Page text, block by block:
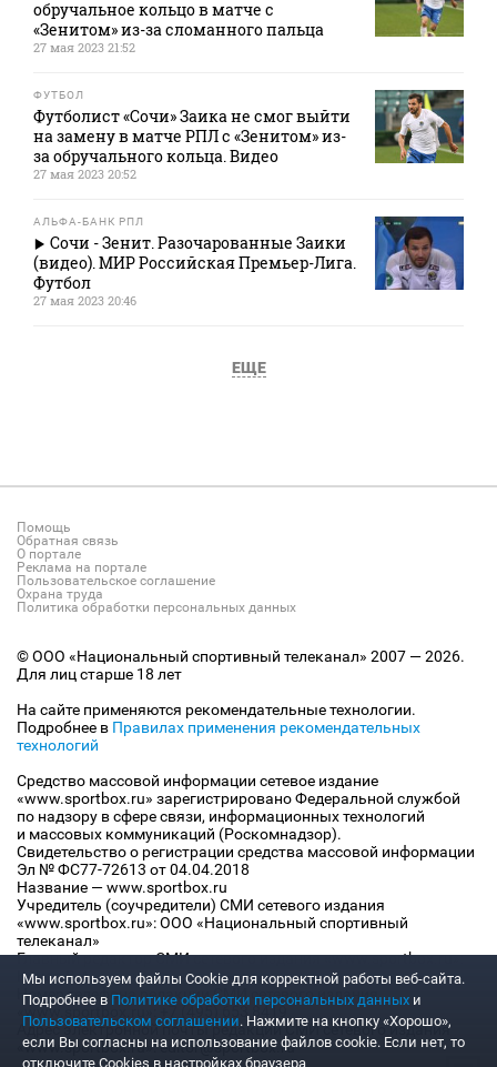
обручальное кольцо в матче с
«Зенитом» из-за сломанного пальца
27 мая 2023 21:52
ФУТБОЛ
Футболист «Сочи» Заика не смог выйти
на замену в матче РПЛ с «Зенитом» из-
за обручального кольца. Видео
27 мая 2023 20:52
АЛЬФА-БАНК РПЛ
Сочи - Зенит. Разочарованные Заики
(видео). МИР Российская Премьер-Лига.
Футбол
27 мая 2023 20:46
ЕЩЕ
Помощь
Обратная связь
О портале
Реклама на портале
Пользовательское соглашение
Охрана труда
Политика обработки персональных данных
© ООО «Национальный спортивный телеканал» 2007 — 2026.
Для лиц старше 18 лет
На сайте применяются рекомендательные технологии.
Подробнее в Правилах применения рекомендательных
технологий
Средство массовой информации сетевое издание
«www.sportbox.ru» зарегистрировано Федеральной службой
по надзору в сфере связи, информационных технологий
и массовых коммуникаций (Роскомнадзор).
Свидетельство о регистрации средства массовой информации
Эл № ФС77-72613 от 04.04.2018
Название — www.sportbox.ru
Учредитель (соучредители) СМИ сетевого издания
«www.sportbox.ru»: ООО «Национальный спортивный
телеканал»
Главный редактор СМИ сетевого издания «www.sportbox.ru»:
Конов В.А.
Номер телефона редакции СМИ сетевого издания
«www.sportbox.ru»: +7 (495) 653 8419
Адрес электронной почты редакции СМИ сетевого издания
«www.sportbox.ru»: editor@sportbox.ru
Мы используем файлы Сookie для корректной работы веб-сайта.
Подробнее в Политике обработки персональных данных и
Пользовательском соглашении. Нажмите на кнопку «Хорошо»,
если Вы согласны на использование файлов cookie. Если нет, то
отключите Cookies в настройках браузера